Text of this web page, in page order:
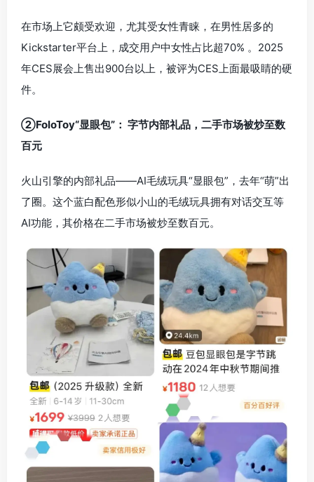
在市场上它颇受欢迎，尤其受女性青睐，在男性居多的
Kickstarter平台上，成交用户中女性占比超70% 。2025
年CES展会上售出900台以上，被评为CES上面最吸睛的硬
件。
②FoloToy“显眼包”： 字节内部礼品，二手市场被炒至数
百元
火山引擎的内部礼品——AI毛绒玩具“显眼包”，去年“萌”出
了圈。这个蓝白配色形似小山的毛绒玩具拥有对话交互等
AI功能，其价格在二手市场被炒至数百元。